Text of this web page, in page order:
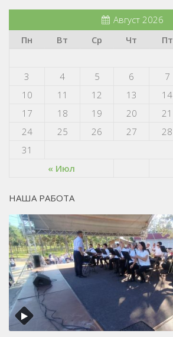
Август 2026
Пн
Вт Ср Чт Пт
« Июл
3
4 5 6 7
10
11 12 13 14
17
18 19 20 21
24
25 26 27 28
31
НАША РАБОТА